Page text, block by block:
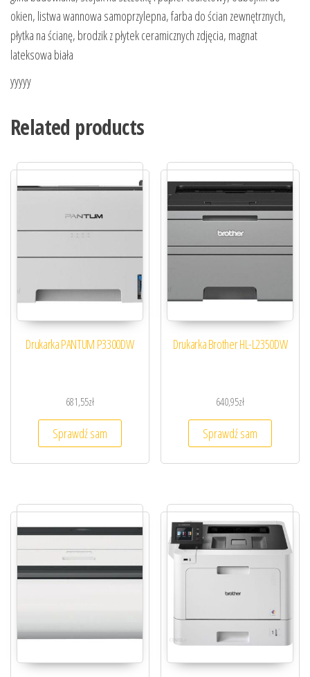
okien, listwa wannowa samoprzylepna, farba do ścian zewnętrznych,
płytka na ścianę, brodzik z płytek ceramicznych zdjęcia, magnat
lateksowa biała
yyyyy
Related products
Drukarka PANTUM P3300DW
681,55zł
Sprawdź sam
Drukarka Brother HL-L2350DW
640,95zł
Sprawdź sam